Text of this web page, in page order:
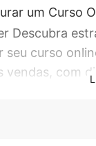
um Curso
Descubra
seu curso
com